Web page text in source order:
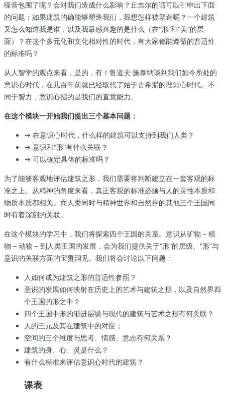
噪音包围了呢？会对我们造成什么影响？丘吉尔的话可以引申出下面
的问题：如果建筑的确能够塑造我们，我想怎样被塑造呢？一个建筑
又怎么知道我是谁，以及我最感兴趣的是什么（在“形”和“美”的层
面）？在这个多元化和文化相对性的时代，有大家都能遵循的普适性
的标准吗？
从人智学的观点来看，是的，有！鲁道夫·施泰纳谈到我们如今所处的
意识心时代，在几百年前就已经取代了始于古希腊的理知心时代。不
同于智力，意识心指的是我们的直觉能力。
在这个模块一开始我们提出三个基本问题：
→ 在意识心时代，什么样的建筑可以支持到我们人类？
→ 意识和“形”有什么关联？
→ 可以确定具体的标准吗？
为了能够客观地评估建筑之形，我们需要将判断建立在一套客观的标
准之上。从精神的角度来看，真正客观的标准必须与人的灵性本质和
物质本质都相关。而人类同时与精神世界和自然界的其他三个王国同
时有着深刻的关联。
在这个模块的学习中，我们将探索四个王国的关系。意识从矿物 – 植
物 – 动物 – 到人类王国的发展，会为我们提供关于“形”的层级、“形”与
意识的关联方面的宝贵洞见。我们将会讨论以下问题：
人如何成为建筑之形的普适性参照？
意识的发展如何映射在历史上的艺术与建筑之形，以及自然界四
个王国的形之中？
四个王国中形的渐进层级与现代的建筑与艺术之形有何关联？
人的三元及其在建筑中的对应；
空间的三个维度与思考、情感、意志有何关系？
建筑的身、心、灵是什么？
有什么标准来评估意识心时代的建筑？
课表